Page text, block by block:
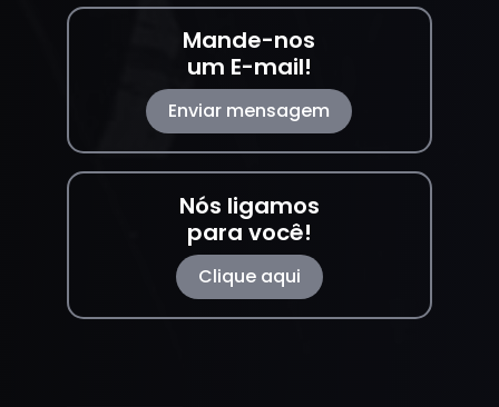
Mande-nos
um E-mail!
Enviar mensagem
Nós ligamos
para você!
Clique aqui